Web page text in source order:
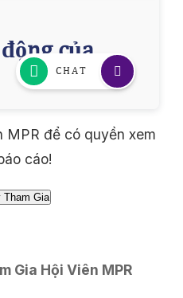
MPR để có quyền xem
cáo!
Gia Hội Viên MPR